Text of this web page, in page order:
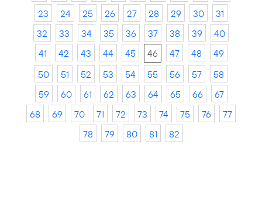
23
24 25 26 27 28 29 30
31
32
33 34 35 36 37 38 39
40
41
42 43 44 45 46 47 48
49
50
51 52 53 54 55 56 57
58
59
60 61 62 63 64 65 66
67
68
69 70 71 72 73 74 75 76
77
78
79 80 81 82